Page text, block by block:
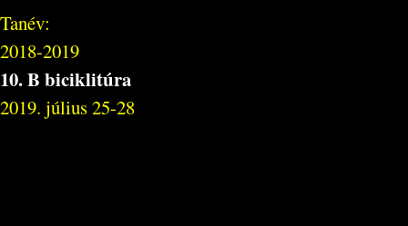
Tanév:
2018-2019
10. B biciklitúra
2019. július 25-28